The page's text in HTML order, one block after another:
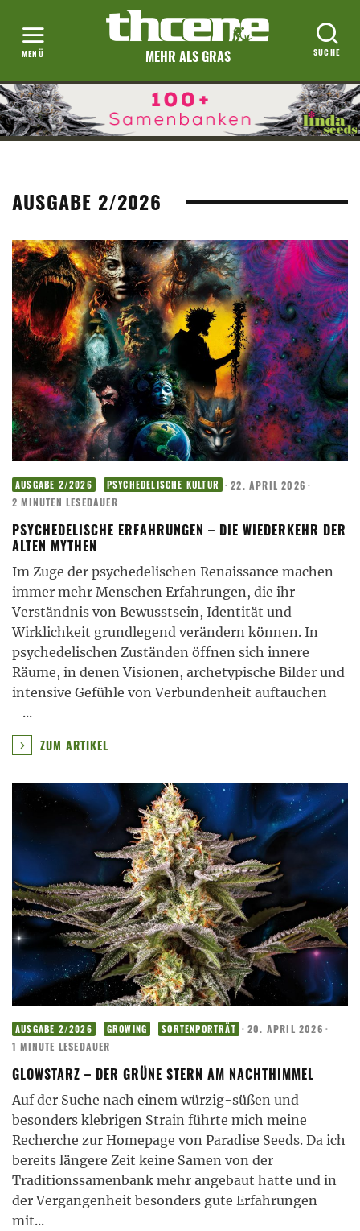
MEHR ALS GRAS
AUSGABE 2/2026
AUSGABE 2/2026 PSYCHEDELISCHE KULTUR · 22. APRIL 2026 ·
2 MINUTEN LESEDAUER
PSYCHEDELISCHE ERFAHRUNGEN – DIE WIEDERKEHR DER
ALTEN MYTHEN
Im Zuge der psychedelischen Renaissance machen
immer mehr Menschen Erfahrungen, die ihr
Verständnis von Bewusstsein, Identität und
Wirklichkeit grundlegend verändern können. In
psychedelischen Zuständen öffnen sich innere
Räume, in denen Visionen, archetypische Bilder und
intensive Gefühle von Verbundenheit auftauchen
–...
ZUM ARTIKEL
AUSGABE 2/2026 GROWING SORTENPORTRÄT · 20. APRIL 2026 ·
1 MINUTE LESEDAUER
GLOWSTARZ – DER GRÜNE STERN AM NACHTHIMMEL
Auf der Suche nach einem würzig-süßen und
besonders klebrigen Strain führte mich meine
Recherche zur Homepage von Paradise Seeds. Da ich
bereits längere Zeit keine Samen von der
Traditionssamenbank mehr angebaut hatte und in
der Vergangenheit besonders gute Erfahrungen
mit...